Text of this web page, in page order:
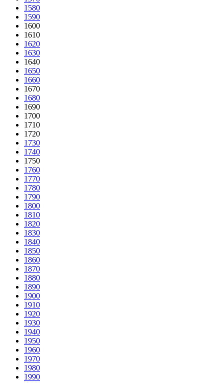
1580
1590
1600
1610
1620
1630
1640
1650
1660
1670
1680
1690
1700
1710
1720
1730
1740
1750
1760
1770
1780
1790
1800
1810
1820
1830
1840
1850
1860
1870
1880
1890
1900
1910
1920
1930
1940
1950
1960
1970
1980
1990